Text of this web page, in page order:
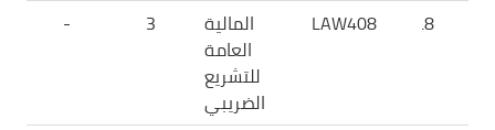
8.
LAW408
المالية
العامة
للتشريع
الضريبي
3
-